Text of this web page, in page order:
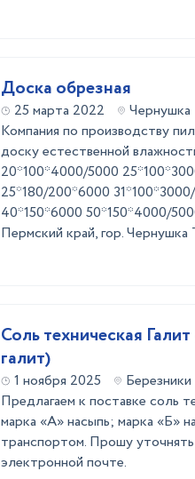
Доска обрезная
25 марта 2022
Чернушка
Компания по производству
доску естественной
20*100*4000/5000
25*180/200*6000
40*150*6000 50*150*4000/
Пермский край, гор.
Соль техническая
галит)
1 ноября 2025
Березники
Предлагаем к поставке соль
марка «А» насыпь; марка «Б»
транспортом. Прошу
электронной почте.